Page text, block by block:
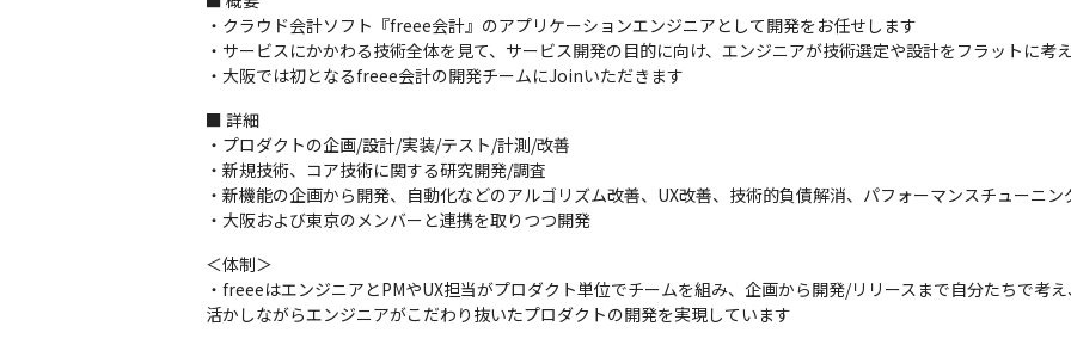
・クラウド会計ソフト『freee会計』のアプリケーションエンジニアとして開発をお任せします
・サービスにかかわる技術全体を見て、サービス開発の目的に向け、エンジニアが技術選定や設計をフラットに考
・大阪では初となるfreee会計の開発チームにJoinいただきます
■ 詳細
・プロダクトの企画/設計/実装/テスト/計測/改善
・新規技術、コア技術に関する研究開発/調査
・新機能の企画から開発、自動化などのアルゴリズム改善、UX改善、技術的負債解消、パフォーマンスチューニン
・大阪および東京のメンバーと連携を取りつつ開発
＜体制＞
・freeeはエンジニアとPMやUX担当がプロダクト単位でチームを組み、企画から開発/リリースまで自分たちで考
活かしながらエンジニアがこだわり抜いたプロダクトの開発を実現しています